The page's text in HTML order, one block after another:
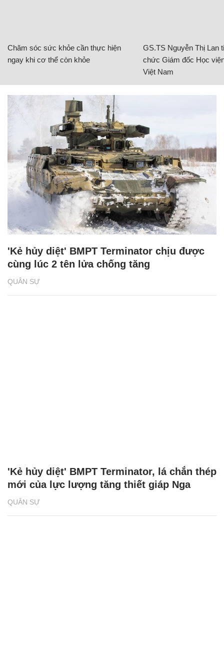
Chăm sóc sức khỏe cần thực hiện
ngay khi cơ thể còn khỏe
GS.TS Nguyễn Thị Lan
chức Giám đốc Học
Việt Nam
QUÂN SỰ
'Kẻ hủy diệt' BMPT Terminator chịu được
cùng lúc 2 tên lửa chống tăng
QUÂN SỰ
'Kẻ hủy diệt' BMPT Terminator, lá chắn thép
mới của lực lượng tăng thiết giáp Nga